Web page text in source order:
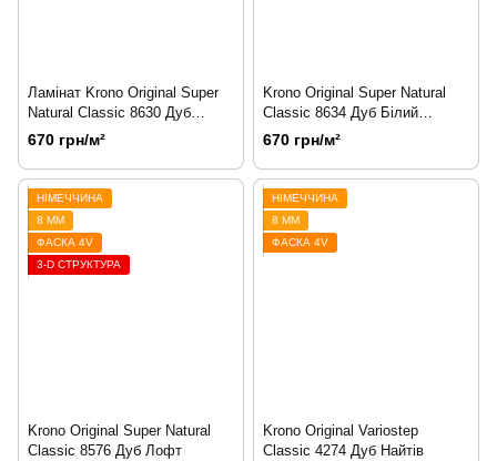
Ламінат Krono Original Super
Natural Classic 8630 Дуб
Аспен
670 грн/м²
Krono Original Super Natural
Classic 8634 Дуб Білий
Вапняний
670 грн/м²
НІМЕЧЧИНА
8 ММ
ФАСКА 4V
3-D СТРУКТУРА
Krono Original Super Natural
Classic 8576 Дуб Лофт
НІМЕЧЧИНА
8 ММ
ФАСКА 4V
Krono Original Variostep
Classic 4274 Дуб Найтів